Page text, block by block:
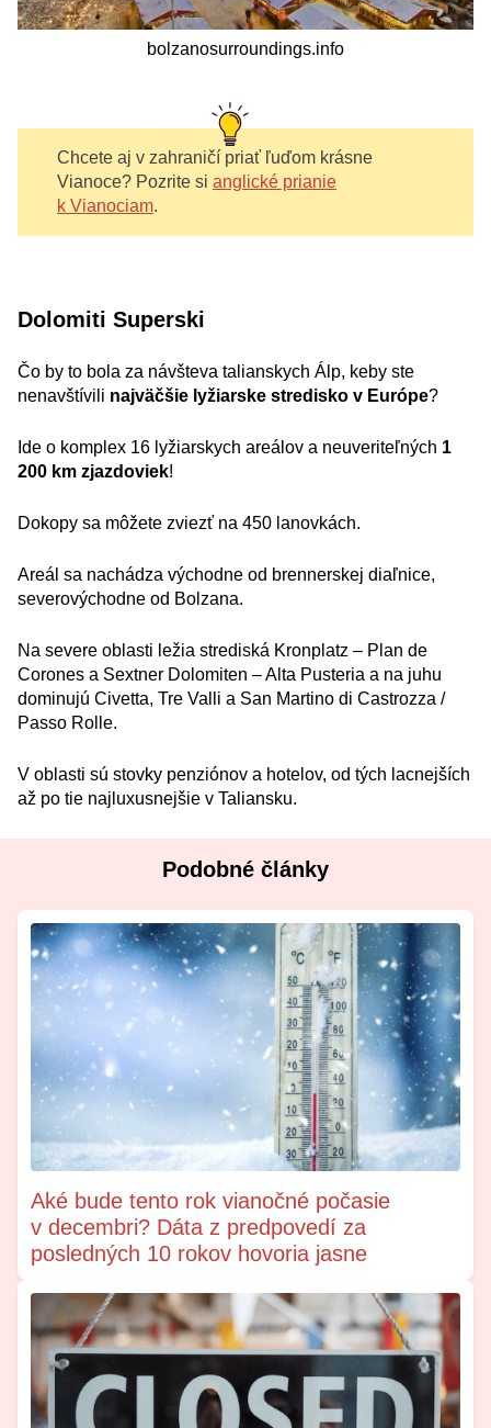
bolzanosurroundings.info
Chcete aj v zahraničí priať ľuďom krásne
Vianoce? Pozrite si anglické prianie
k Vianociam.
Dolomiti Superski
Čo by to bola za návšteva talianskych Álp, keby ste
nenavštívili najväčšie lyžiarske stredisko v Európe?
Ide o komplex 16 lyžiarskych areálov a neuveriteľných 1
200 km zjazdoviek!
Dokopy sa môžete zviezť na 450 lanovkách.
Areál sa nachádza východne od brennerskej diaľnice,
severovýchodne od Bolzana.
Na severe oblasti ležia strediská Kronplatz – Plan de
Corones a Sextner Dolomiten – Alta Pusteria a na juhu
dominujú Civetta, Tre Valli a San Martino di Castrozza /
Passo Rolle.
V oblasti sú stovky penziónov a hotelov, od tých lacnejších
až po tie najluxusnejšie v Taliansku.
Podobné články
Aké bude tento rok vianočné počasie
v decembri? Dáta z predpovedí za
posledných 10 rokov hovoria jasne